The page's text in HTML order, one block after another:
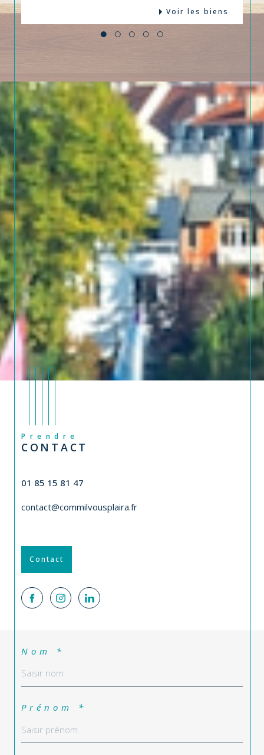
Voir les biens
Nom *
Prénom *
Prendre
CONTACT
01 85 15 81 47
contact@commilvousplaira.fr
Contact